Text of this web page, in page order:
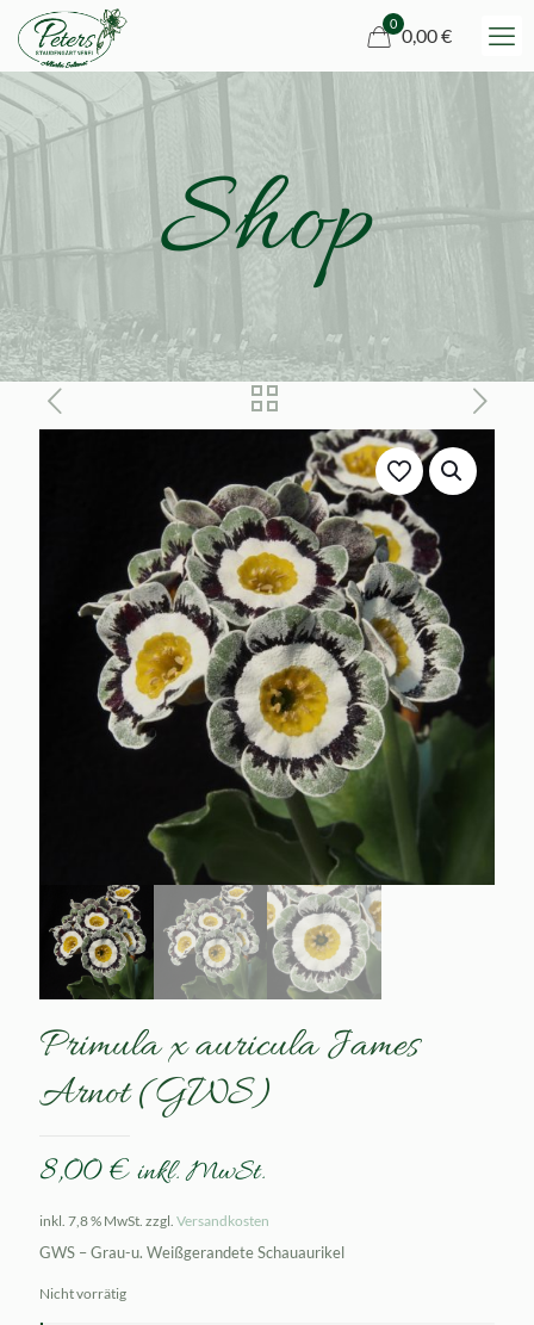
0
0,00 €
Shop
Primula x auricula James
Arnot (GWS)
8,00€ inkl. MwSt.
inkl. 7,8 % MwSt. zzgl. Versandkosten
GWS – Grau-u. Weißgerandete Schauaurikel
Nicht vorrätig